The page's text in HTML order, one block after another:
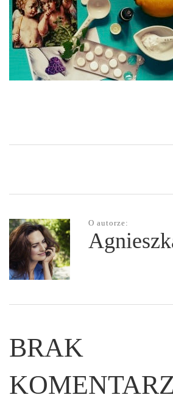
O autorze:
BRAK